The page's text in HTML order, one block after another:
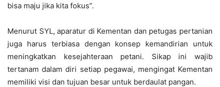
bisa maju jika kita fokus”.
Menurut SYL, aparatur di Kementan dan petugas pertanian
juga harus terbiasa dengan konsep kemandirian untuk
meningkatkan kesejahteraan petani. Sikap ini wajib
tertanam dalam diri setiap pegawai, mengingat Kementan
memiliki visi dan tujuan besar untuk berdaulat pangan.